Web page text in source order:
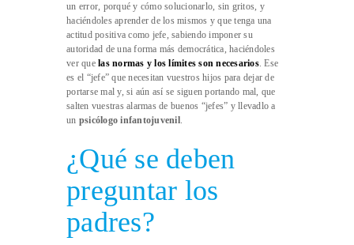
un error, porqué y cómo solucionarlo, sin gritos, y
haciéndoles aprender de los mismos y que tenga una
actitud positiva como jefe, sabiendo imponer su
autoridad de una forma más democrática, haciéndoles
ver que las normas y los límites son necesarios. Ese
es el “jefe” que necesitan vuestros hijos para dejar de
portarse mal y, si aún así se siguen portando mal, que
salten vuestras alarmas de buenos “jefes” y llevadlo a
un psicólogo infantojuvenil.
¿Qué se deben
preguntar los
padres?